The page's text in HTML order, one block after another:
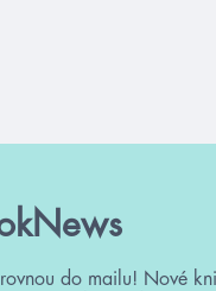
do mailu! Nové